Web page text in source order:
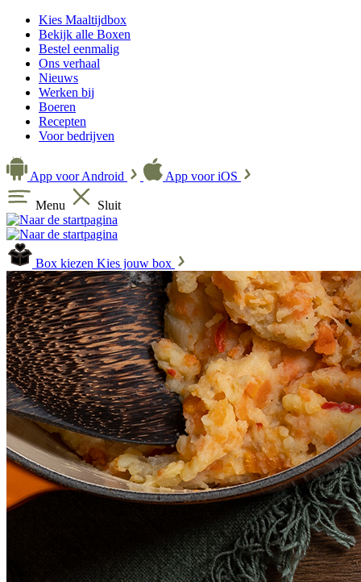
Kies Maaltijdbox
Bekijk alle Boxen
Bestel eenmalig
Ons verhaal
Nieuws
Werken bij
Boeren
Recepten
Voor bedrijven
App voor Android App voor iOS
Menu Sluit
Box kiezen Kies jouw box